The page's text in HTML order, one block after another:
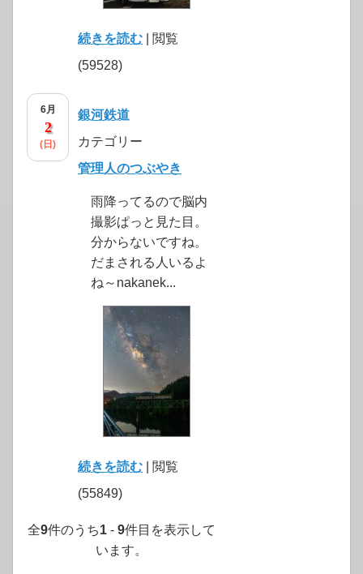
続きを読む | 閲覧
(59528)
6月
2
(日)
銀河鉄道
カテゴリー
管理人のつぶやき
雨降ってるので脳内
撮影ぱっと見た目。
分からないですね。
だまされる人いるよ
ね～nakanek...
続きを読む | 閲覧
(55849)
全9件のうち1 - 9件目を表示して
います。